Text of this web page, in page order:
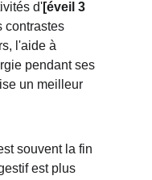
d'[éveil 3
contrastes
l'aide à
pendant ses
un meilleur
souvent la fin
est plus